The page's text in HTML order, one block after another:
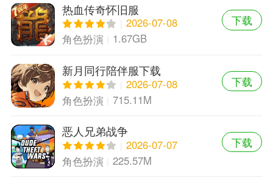
热血传奇怀旧服
2026-07-08
角色扮演
1.67GB
下载
新月同行陪伴服下载
2026-07-08
角色扮演
715.11M
下载
恶人兄弟战争
2026-07-07
角色扮演
225.57M
下载